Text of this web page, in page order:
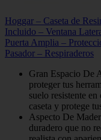
Hoggar – Caseta de
Incluido – Ventana
Puerta Amplia –
Pasador – Respiraderos
Gran Espacio De
proteger tus
suelo resistente
caseta y protege
Aspecto De
duradero que no